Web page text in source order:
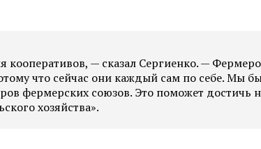
кооперативов, — сказал Сергиенко. —
что сейчас они каждый сам по себе. Мы
фермерских союзов. Это поможет достичь
хозяйства».